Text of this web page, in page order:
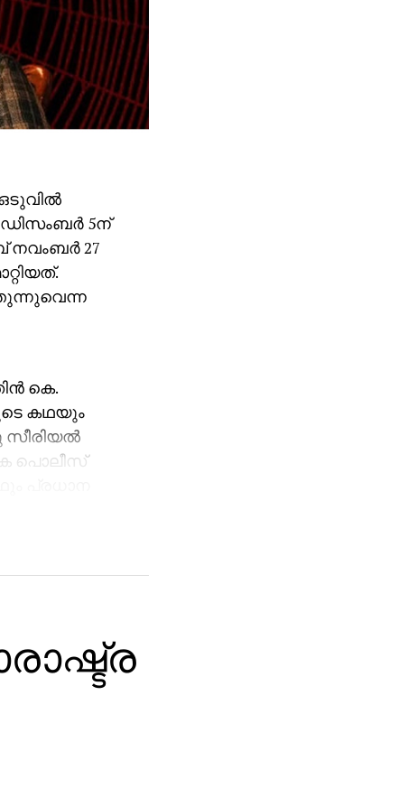
ഒടുവില്‍
ഡിസംബര്‍ 5ന്
നവംബര്‍ 27
കെ.
കഥയും
സീരിയല്‍
പൊലീസ്